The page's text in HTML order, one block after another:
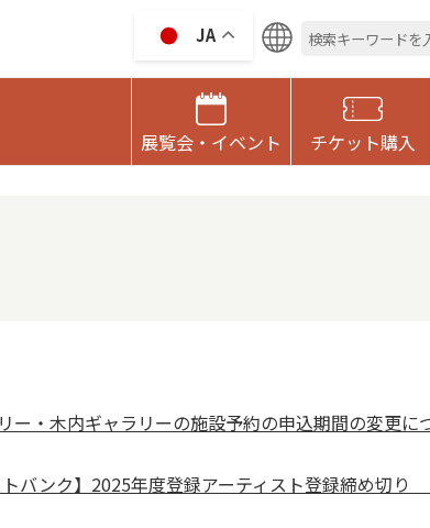
JA
検
GALLELY展覧会・イベント チケット購入
ー・木内ギャラリーの施設予約の申込期間の変更に
トバンク】2025年度登録アーティスト登録締め切